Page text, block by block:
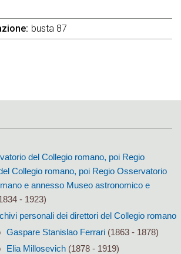
busta 87
del Collegio romano, poi Regio
Collegio romano, poi Regio Osservatorio
e annesso Museo astronomico e
- 1923)
personali dei direttori del Collegio romano
Gaspare Stanislao Ferrari (1863 - 1878)
Elia Millosevich (1878 - 1919)